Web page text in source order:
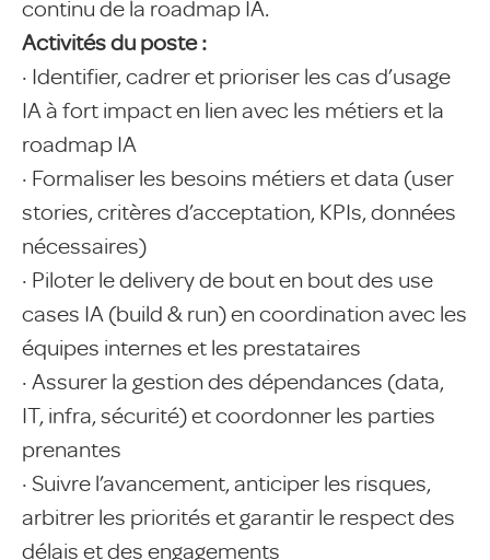
continu de la roadmap IA.
Activités du poste :
· Identifier, cadrer et prioriser les cas d’usage
IA à fort impact en lien avec les métiers et la
roadmap IA
· Formaliser les besoins métiers et data (user
stories, critères d’acceptation, KPIs, données
nécessaires)
· Piloter le delivery de bout en bout des use
cases IA (build & run) en coordination avec les
équipes internes et les prestataires
· Assurer la gestion des dépendances (data,
IT, infra, sécurité) et coordonner les parties
prenantes
· Suivre l’avancement, anticiper les risques,
arbitrer les priorités et garantir le respect des
délais et des engagements